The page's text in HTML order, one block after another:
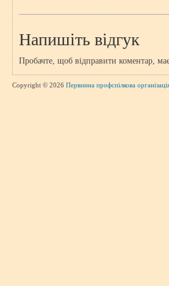
Напишіть відгук
Пробачте, щоб відправити коментар,
Copyright © 2026 Первинна профспілкова